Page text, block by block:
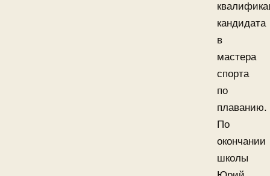
кандидата
в
мастера
спорта
по
плаванию.
По
окончании
школы